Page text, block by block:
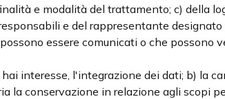
e modalità del trattamento; c) della
e del rappresentante designato
essere comunicati o che
interesse, l'integrazione dei dati; b) la
la conservazione in relazione agli scopi